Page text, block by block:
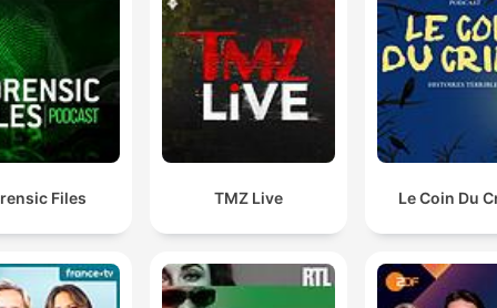
que lo tenemos consolidado, que se ha comido el
hueso, que ha destruido el hueso, ha desaparecido y
recompuesto totalmente la cadera. ¿Eso cómo se
explica? Yo no lo sé.
00:53:25 · Se plantea la imposibilidad científica de explicar la
desaparición del tumor y la reconstrucción ósea.
Files TMZ Live Le Coin Du